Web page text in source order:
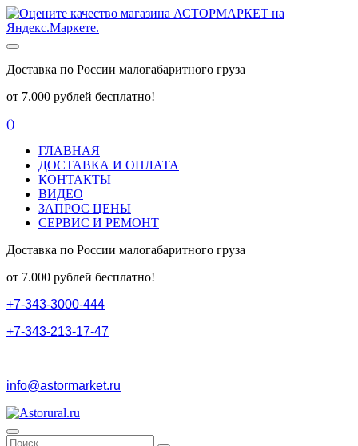
Доставка по России малогабаритного груза
от 7.000 рублей бесплатно!
()
ГЛАВНАЯ
ДОСТАВКА И ОПЛАТА
КОНТАКТЫ
ВИДЕО
ЗАПРОС ЦЕНЫ
СЕРВИС И РЕМОНТ
Доставка по России малогабаритного груза
от 7.000 рублей бесплатно!
+7-343-3000-444
+7-343-213-17-47
info@astormarket.ru